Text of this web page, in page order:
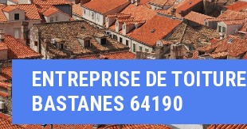
ENTREPRISE DE TOITURE
BASTANES 64190